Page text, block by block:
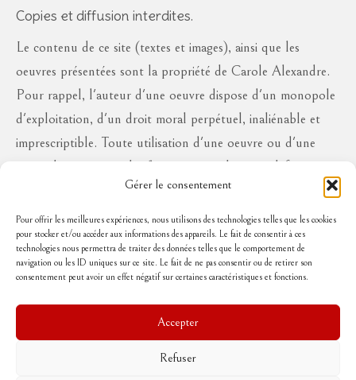
Gérer le consentement
Pour offrir les meilleures expériences, nous utilisons des technologies telles que les cookies
pour stocker et/ou accéder aux informations des appareils. Le fait de consentir à ces
technologies nous permettra de traiter des données telles que le comportement de
navigation ou les ID uniques sur ce site. Le fait de ne pas consentir ou de retirer son
consentement peut avoir un effet négatif sur certaines caractéristiques et fonctions.
Accepter
Refuser
Copies et diffusion interdites.
Le contenu de ce site (textes et images), ainsi que les
oeuvres présentées sont la propriété de Carole Alexandre.
Pour rappel, l'auteur d'une oeuvre dispose d'un monopole
d'exploitation, d'un droit moral perpétuel, inaliénable et
imprescriptible. Toute utilisation d'une oeuvre ou d'une
partie des oeuvres à des fins commerciales ou à défaut en
diffusion publique, sous quelque forme que ce soit, est
interdite sans l'autorisation de l'auteur, aux risques de se
voir réclamer des dommages et intérêts..
Suivez-moi
Politique de cookies (UE)